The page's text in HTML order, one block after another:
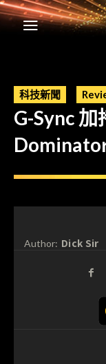
科技新聞
G-Sync
Author: Dick Sir